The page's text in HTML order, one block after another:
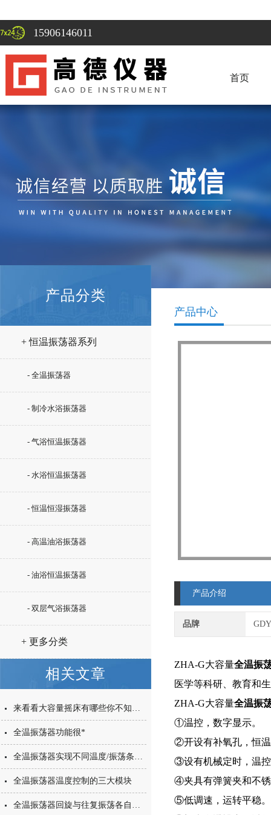
15906146011
首页
产品分类
+ 恒温振荡器系列
- 全温振荡器
- 制冷水浴振荡器
- 气浴恒温振荡器
- 水浴恒温振荡器
- 恒温恒湿振荡器
- 高温油浴振荡器
- 油浴恒温振荡器
- 双层气浴振荡器
+ 更多分类
相关文章
来看看大容量摇床有哪些你不知道的小细节
全温振荡器功能很*
全温振荡器实现不同温度/振荡条件广泛应用
全温振荡器温度控制的三大模块
全温振荡器回旋与往复振荡各自特色
产品中心
产品介绍
品牌
ZHA-G大容量全温振
医学等科研、教育和
ZHA-G大容量全温振
①温控，数字显示。
②开设有补氧孔，恒
③设有机械定时，温
④夹具有弹簧夹和不
⑤低调速，运转平稳